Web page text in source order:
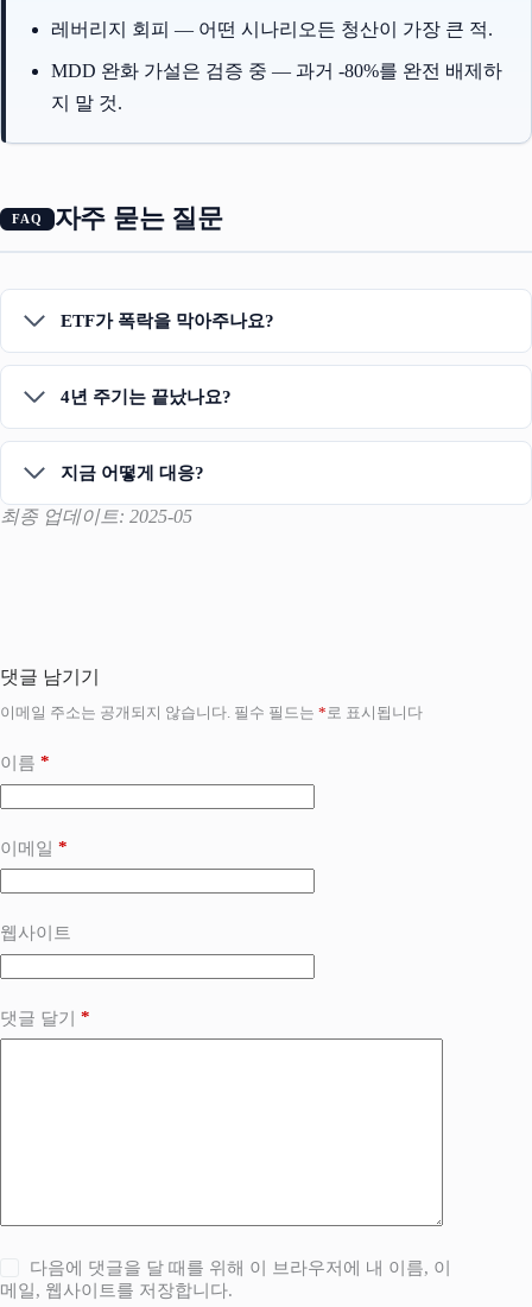
레버리지 회피 — 어떤 시나리오든 청산이 가장 큰 적.
MDD 완화 가설은 검증 중 — 과거 -80%를 완전 배제하
지 말 것.
자주 묻는 질문
ETF가 폭락을 막아주나요?
4년 주기는 끝났나요?
지금 어떻게 대응?
최종 업데이트: 2025-05
댓글 남기기
이메일 주소는 공개되지 않습니다. 필수 필드는 *로 표시됩니다
이름 *
이메일 *
웹사이트
댓글 달기 *
다음에 댓글을 달 때를 위해 이 브라우저에 내 이름, 이
메일, 웹사이트를 저장합니다.